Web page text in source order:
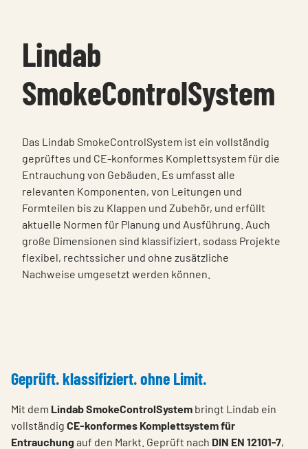
Lindab
SmokeControlSystem
Das Lindab SmokeControlSystem ist ein vollständig
geprüftes und CE‑konformes Komplettsystem für die
Entrauchung von Gebäuden. Es umfasst alle
relevanten Komponenten, von Leitungen und
Formteilen bis zu Klappen und Zubehör, und erfüllt
aktuelle Normen für Planung und Ausführung. Auch
große Dimensionen sind klassifiziert, sodass Projekte
flexibel, rechtssicher und ohne zusätzliche
Nachweise umgesetzt werden können.
Geprüft. klassifiziert. ohne Limit.
Mit dem Lindab SmokeControlSystem bringt Lindab ein
vollständig CE-konformes Komplettsystem für
Entrauchungauf den Markt. Geprüft nach DIN EN 12101-7,